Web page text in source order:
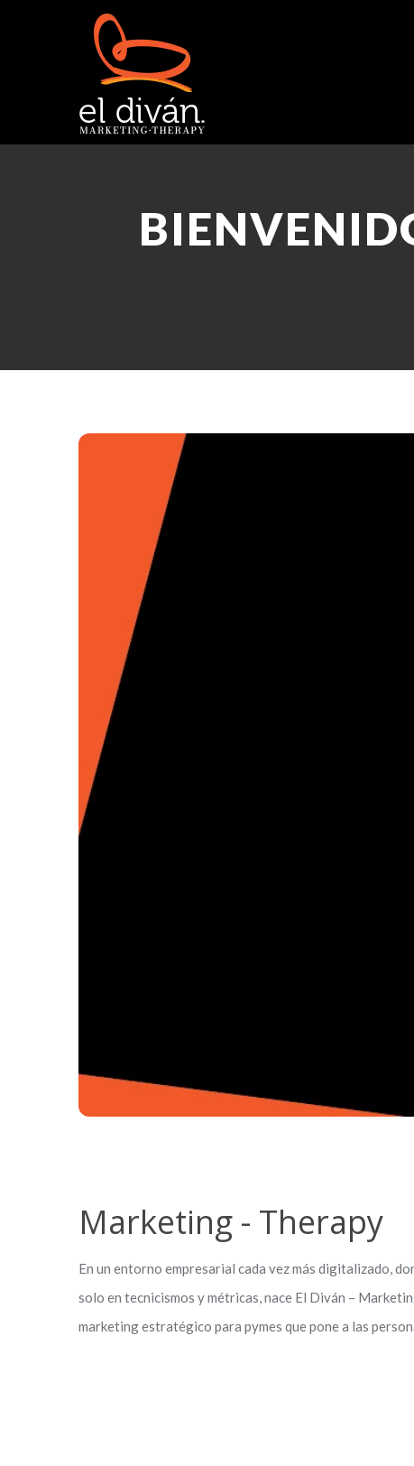
Marketing - Therapy
En un entorno empresarial cada vez más digitalizado,
solo en tecnicismos y métricas, nace El Diván –
marketing estratégico para pymes que pone a las